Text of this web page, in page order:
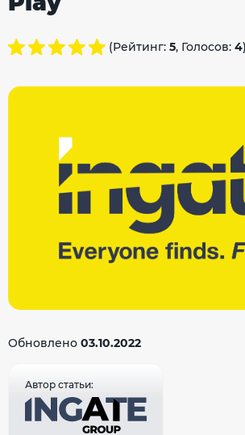
(Рейтинг: 5, Голосов: 4)
Обновлено 03.10.2022
Автор статьи: